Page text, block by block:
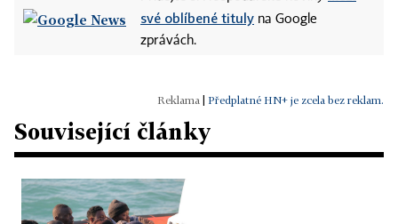
své oblíbené tituly na Google
zprávách.
Předplatné HN+ je zcela bez reklam.
Související články